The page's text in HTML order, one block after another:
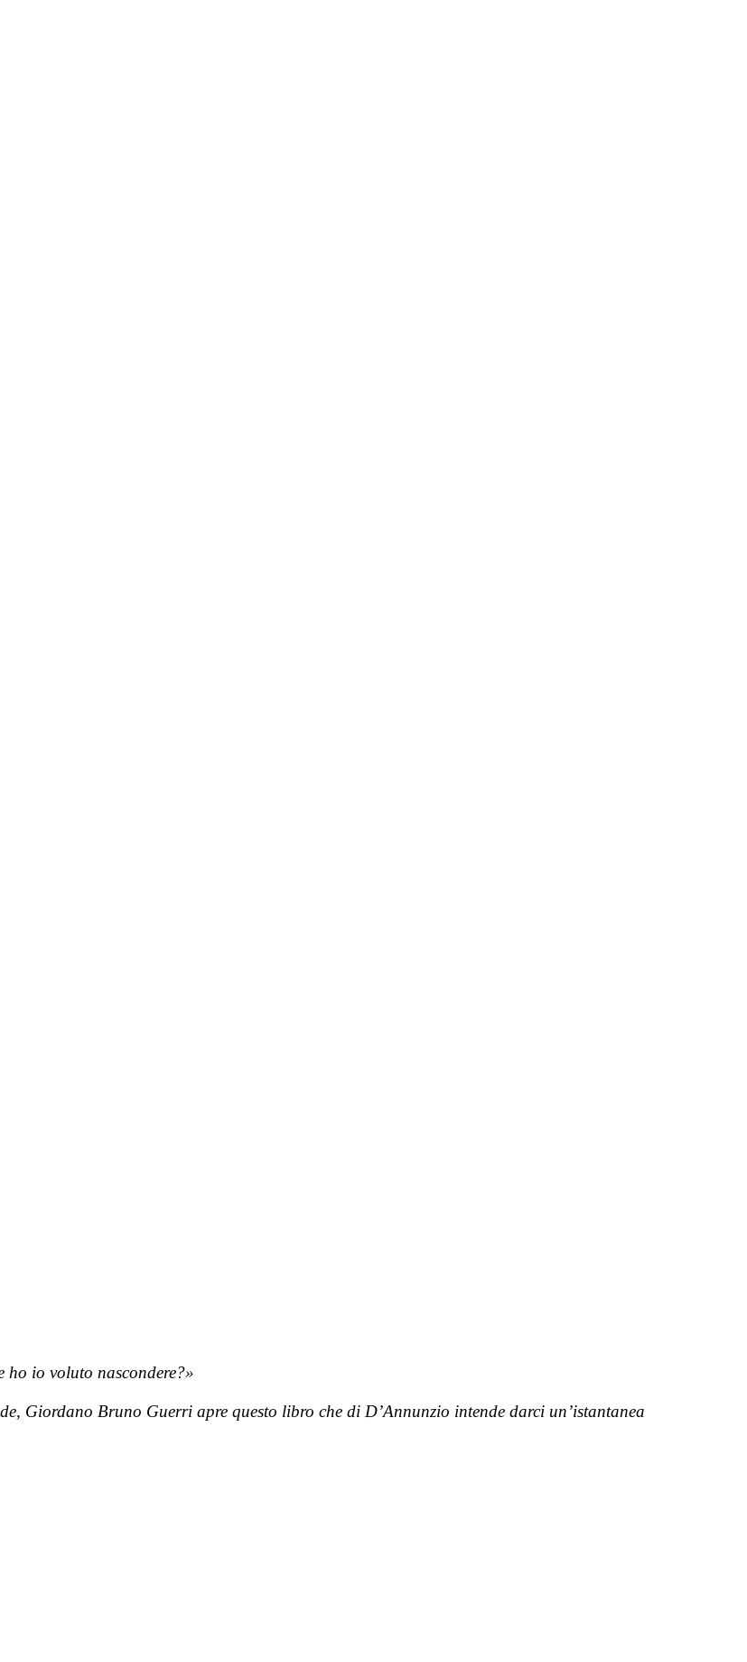
ho io voluto nascondere?»
Giordano Bruno Guerri apre questo libro che di D’Annunzio intende darci un’istantanea